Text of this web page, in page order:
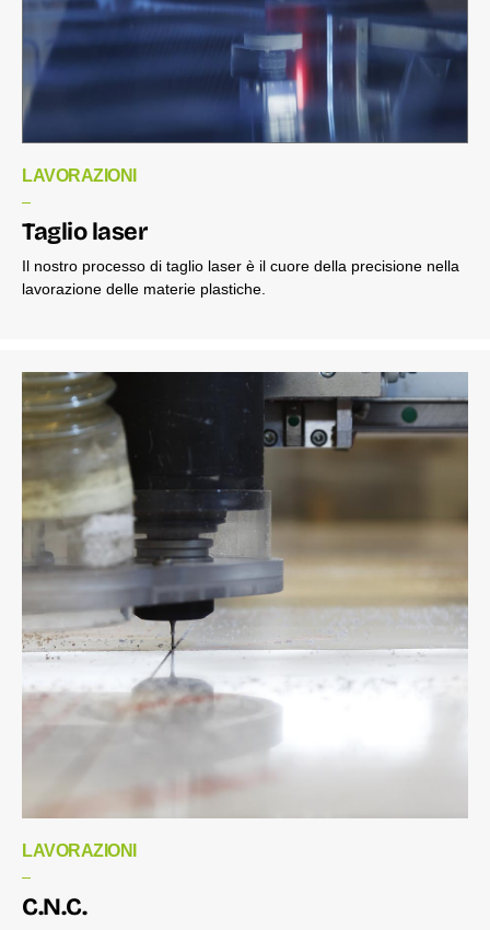
LAVORAZIONI
Taglio laser
Il nostro processo di taglio laser è il cuore della precisione nella
lavorazione delle materie plastiche.
LAVORAZIONI
C.N.C.